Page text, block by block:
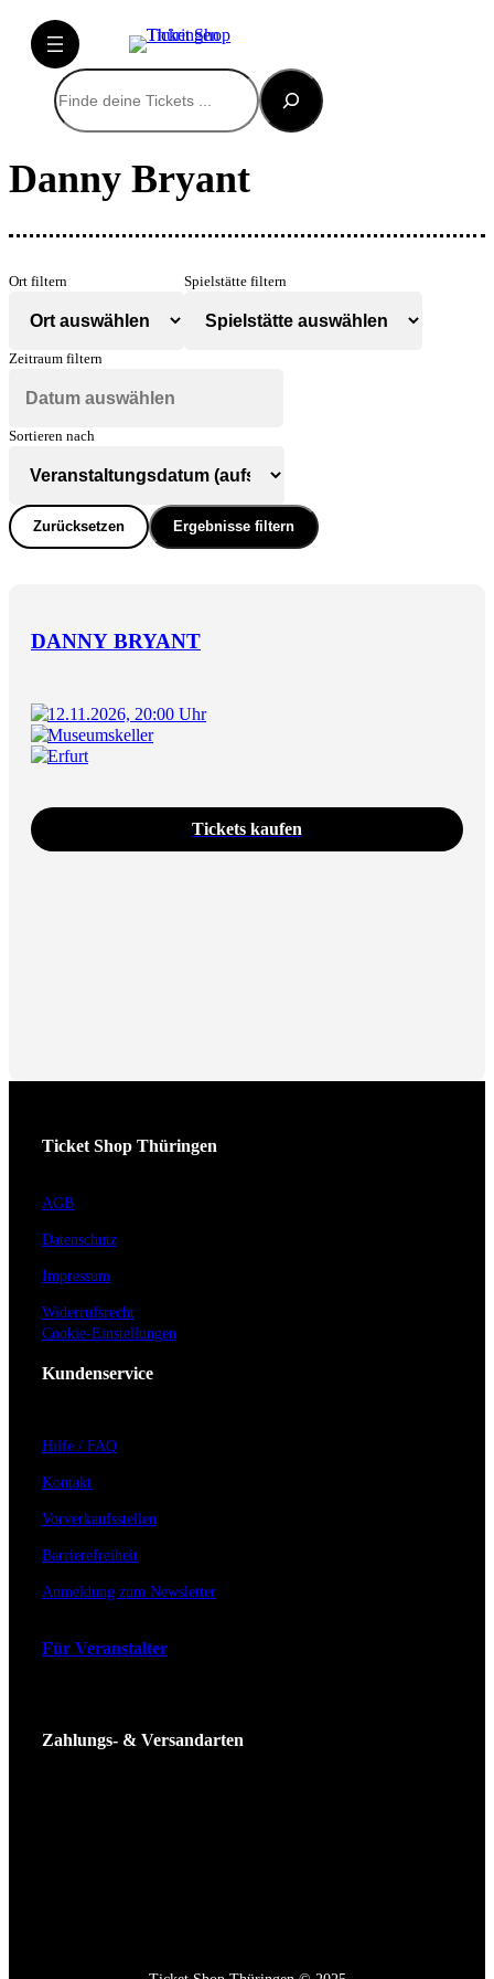
Suchen
Danny Bryant
Ort filtern Spielstätte filtern
Zeitraum filtern
Sortieren nach
Zurücksetzen Ergebnisse filtern
DANNY BRYANT
12.11.2026, 20:00 Uhr
Museumskeller
Erfurt
Tickets kaufen
Ticket Shop Thüringen
AGB
Datenschutz
Impressum
Widerrufsrecht
Cookie-Einstellungen
Kundenservice
Hilfe / FAQ
Kontakt
Vorverkaufsstellen
Barrierefreiheit
Anmeldung zum Newsletter
Für Veranstalter
Zahlungs- & Versandarten